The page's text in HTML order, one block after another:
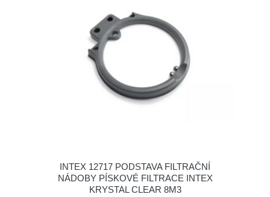
INTEX 12717 PODSTAVA FILTRAČNÍ
NÁDOBY PÍSKOVÉ FILTRACE INTEX
KRYSTAL CLEAR 8M3